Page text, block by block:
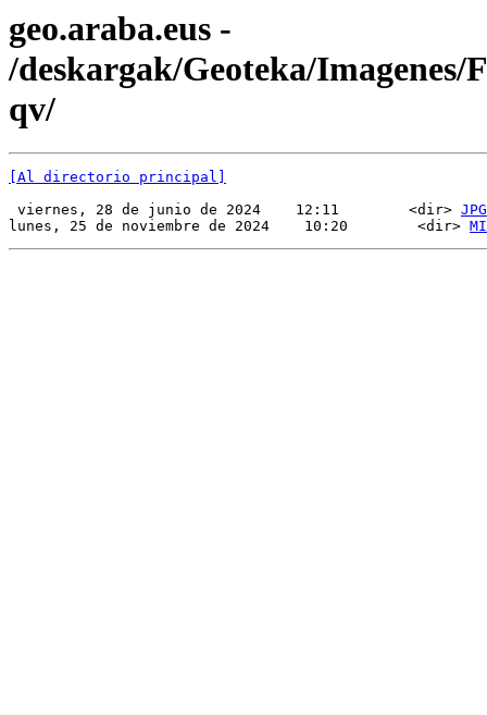
geo.araba.eus -
/deskargak/Geoteka/Imagenes/
qv/
[Al directorio principal]
viernes, 28 de junio de 2024    12:11        <dir> JPG
lunes, 25 de noviembre de 2024    10:20        <dir>